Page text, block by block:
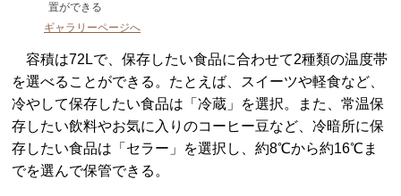
置ができる
ギャラリーページへ
容積は72Lで、保存したい食品に合わせて2種類の温度帯
を選べることができる。たとえば、スイーツや軽食など、
冷やして保存したい食品は「冷蔵」を選択。また、常温保
存したい飲料やお気に入りのコーヒー豆など、冷暗所に保
存したい食品は「セラー」を選択し、約8℃から約16℃ま
でを選んで保管できる。